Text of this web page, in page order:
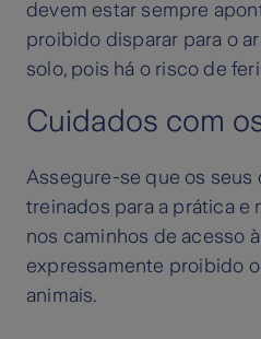
devem estar sempre
proibido disparar para o
solo, pois há o risco de
Cuidados com
Assegure-se que os seus
treinados para a prática e
nos caminhos de acesso
expressamente proibido
animais.